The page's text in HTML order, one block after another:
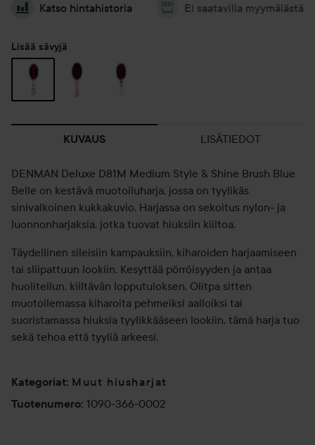
Katso hintahistoria Ei saatavilla myymälästä
Lisää sävyjä
KUVAUS LISÄTIEDOT
DENMAN Deluxe D81M Medium Style & Shine Brush Blue
Belle on kestävä muotoiluharja, jossa on tyylikäs
sinivalkoinen kukkakuvio. Harjassa on sekoitus nylon- ja
luonnonharjaksia, jotka tuovat hiuksiin kiiltoa.
Täydellinen sileisiin kampauksiin, kiharoiden harjaamiseen
tai sliipattuun lookiin. Kesyttää pörröisyyden ja antaa
huolitellun, kiiltävän lopputuloksen. Olitpa sitten
muotoilemassa kiharoita pehmeiksi aalloiksi tai
suoristamassa hiuksia tyylikkääseen lookiin, tämä harja tuo
sekä tehoa että tyyliä arkeesi.
Kategoriat: Muut hiusharjat
Tuotenumero: 1090-366-0002